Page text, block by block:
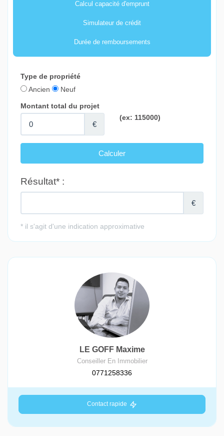
Calcul capacité d'emprunt
Simulateur de crédit
Durée de remboursements
LE GOFF Maxime
Conseiller En Immobilier
0771258336
Contact rapide